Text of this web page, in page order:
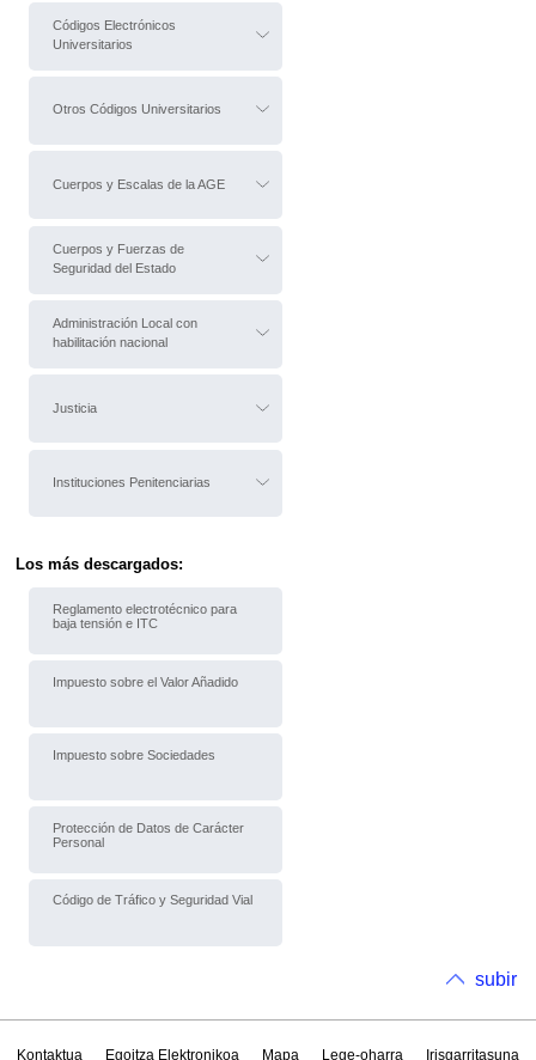
Códigos Electrónicos
Universitarios
Otros Códigos Universitarios
Cuerpos y Escalas de la AGE
Cuerpos y Fuerzas de
Seguridad del Estado
Administración Local con
habilitación nacional
Justicia
Instituciones Penitenciarias
Los más descargados:
Reglamento electrotécnico para
baja tensión e ITC
Impuesto sobre el Valor Añadido
Impuesto sobre Sociedades
Protección de Datos de Carácter
Personal
Código de Tráfico y Seguridad Vial
subir
Kontaktua Egoitza Elektronikoa Mapa Lege-oharra Irisgarritasuna